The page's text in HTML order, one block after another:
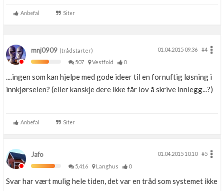
Anbefal Siter
mnj0909 (trådstarter) 01.04.2015 09.36
#4
507
Vestfold 0
....ingen som kan hjelpe med gode ideer til en fornuftig løsning i
innkjørselen? (eller kanskje dere ikke får lov å skrive innlegg...?)
Anbefal Siter
Jafo 01.04.2015 10.10
#5
5,416
Langhus 0
Svar har vært mulig hele tiden, det var en tråd som systemet ikke